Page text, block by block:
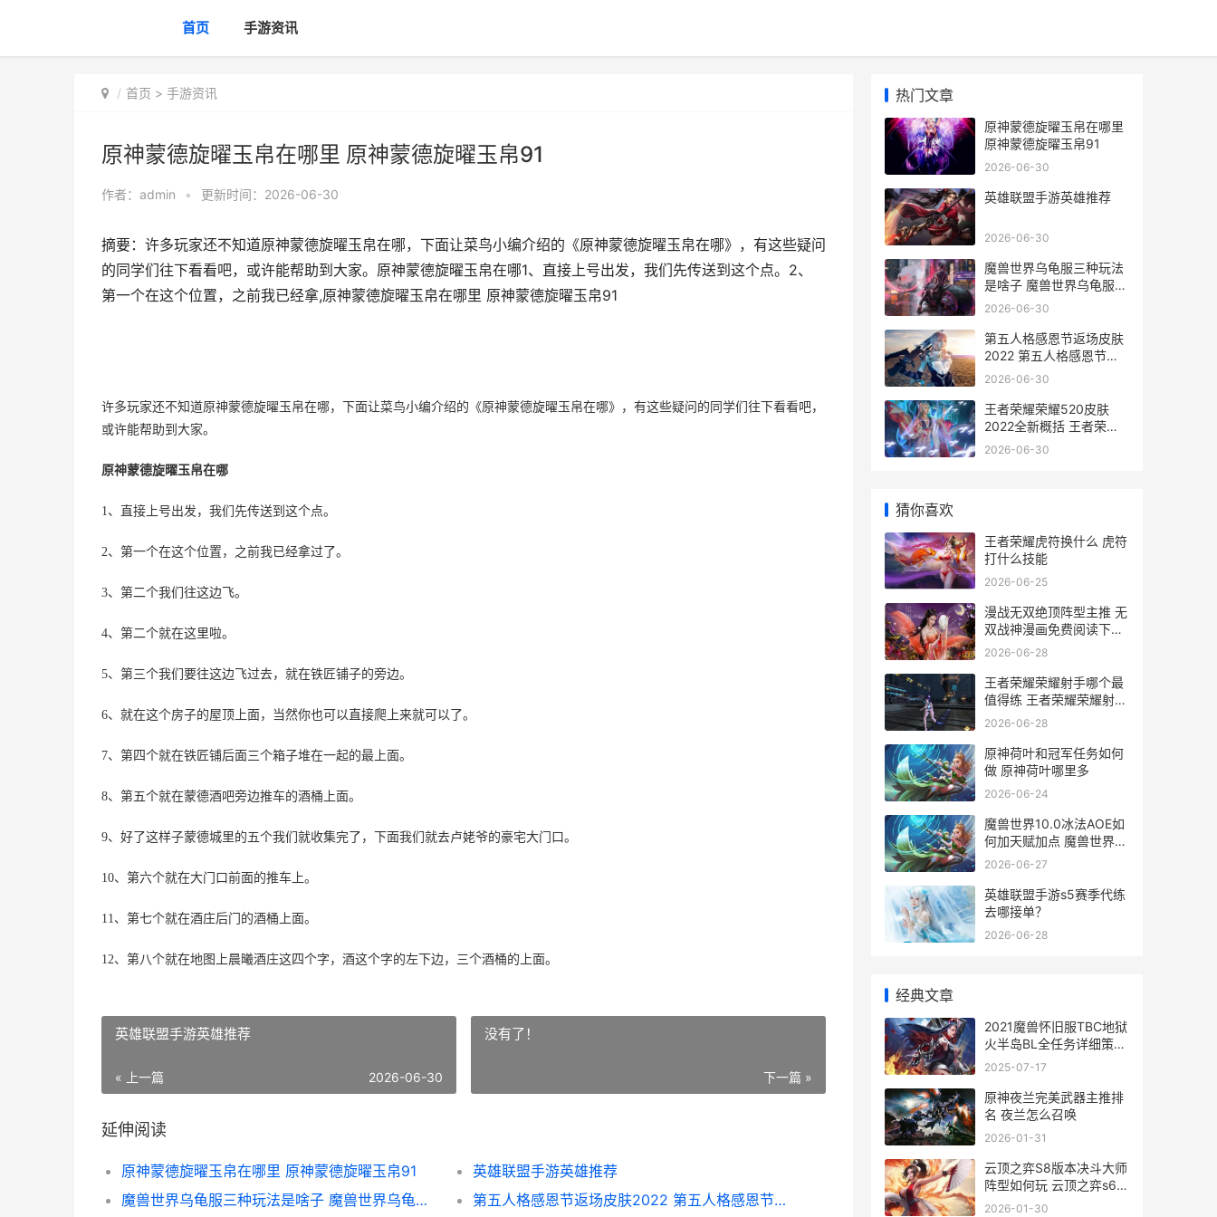
首页 手游资讯
首页 > 手游资讯
原神蒙德旋曜玉帛在哪里 原神蒙德旋曜玉帛91
作者： admin • 更新时间：2026-06-30
摘要：许多玩家还不知道原神蒙德旋曜玉帛在哪，下面让菜鸟小编介绍的《原神蒙德旋曜玉帛在哪》，有这些疑问
的同学们往下看看吧，或许能帮助到大家。原神蒙德旋曜玉帛在哪1、直接上号出发，我们先传送到这个点。2、
第一个在这个位置，之前我已经拿,原神蒙德旋曜玉帛在哪里 原神蒙德旋曜玉帛91
许多玩家还不知道原神蒙德旋曜玉帛在哪，下面让菜鸟小编介绍的《原神蒙德旋曜玉帛在哪》，有这些疑问的同学们往下看看吧，
或许能帮助到大家。
原神蒙德旋曜玉帛在哪
1、直接上号出发，我们先传送到这个点。
2、第一个在这个位置，之前我已经拿过了。
3、第二个我们往这边飞。
4、第二个就在这里啦。
5、第三个我们要往这边飞过去，就在铁匠铺子的旁边。
6、就在这个房子的屋顶上面，当然你也可以直接爬上来就可以了。
7、第四个就在铁匠铺后面三个箱子堆在一起的最上面。
8、第五个就在蒙德酒吧旁边推车的酒桶上面。
9、好了这样子蒙德城里的五个我们就收集完了，下面我们就去卢姥爷的豪宅大门口。
10、第六个就在大门口前面的推车上。
11、第七个就在酒庄后门的酒桶上面。
12、第八个就在地图上晨曦酒庄这四个字，酒这个字的左下边，三个酒桶的上面。
英雄联盟手游英雄推荐
« 上一篇 2026-06-30
没有了！
下一篇 »
延伸阅读
原神蒙德旋曜玉帛在哪里 原神蒙德旋曜玉帛91
英雄联盟手游英雄推荐
魔兽世界乌龟服三种玩法是啥子 魔兽世界乌龟服职业推荐_1
第五人格感恩节返场皮肤2022 第五人格感恩节返场皮肤2024
热门文章
原神蒙德旋曜玉帛在哪里
原神蒙德旋曜玉帛91
2026-06-30
英雄联盟手游英雄推荐
2026-06-30
魔兽世界乌龟服三种玩法
是啥子 魔兽世界乌龟服职
业推荐_1
2026-06-30
第五人格感恩节返场皮肤
2022 第五人格感恩节返
场皮肤2024
2026-06-30
王者荣耀荣耀520皮肤
2022全新概括 王者荣耀
荣耀战区怎么修改别的地
2026-06-30
猜你喜欢
王者荣耀虎符换什么 虎符
打什么技能
2026-06-25
漫战无双绝顶阵型主推 无
双战神漫画免费阅读下拉
式
2026-06-28
王者荣耀荣耀射手哪个最
值得练 王者荣耀荣耀射手
称号是永久的吗
2026-06-28
原神荷叶和冠军任务如何
做 原神荷叶哪里多
2026-06-24
魔兽世界10.0冰法AOE如
何加天赋加点 魔兽世界冰
dkwa
2026-06-27
英雄联盟手游s5赛季代练
去哪接单？
2026-06-28
经典文章
2021魔兽怀旧服TBC地狱
火半岛BL全任务详细策略
怀旧版tbc
2025-07-17
原神夜兰完美武器主推排
名 夜兰怎么召唤
2026-01-31
云顶之弈S8版本决斗大师
阵型如何玩 云顶之弈s6新
版本
2026-01-30